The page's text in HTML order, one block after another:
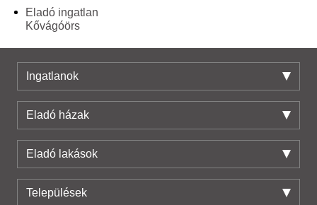
Eladó ingatlan
Kővágóörs
Ingatlanok
Eladó házak
Eladó lakások
Települések